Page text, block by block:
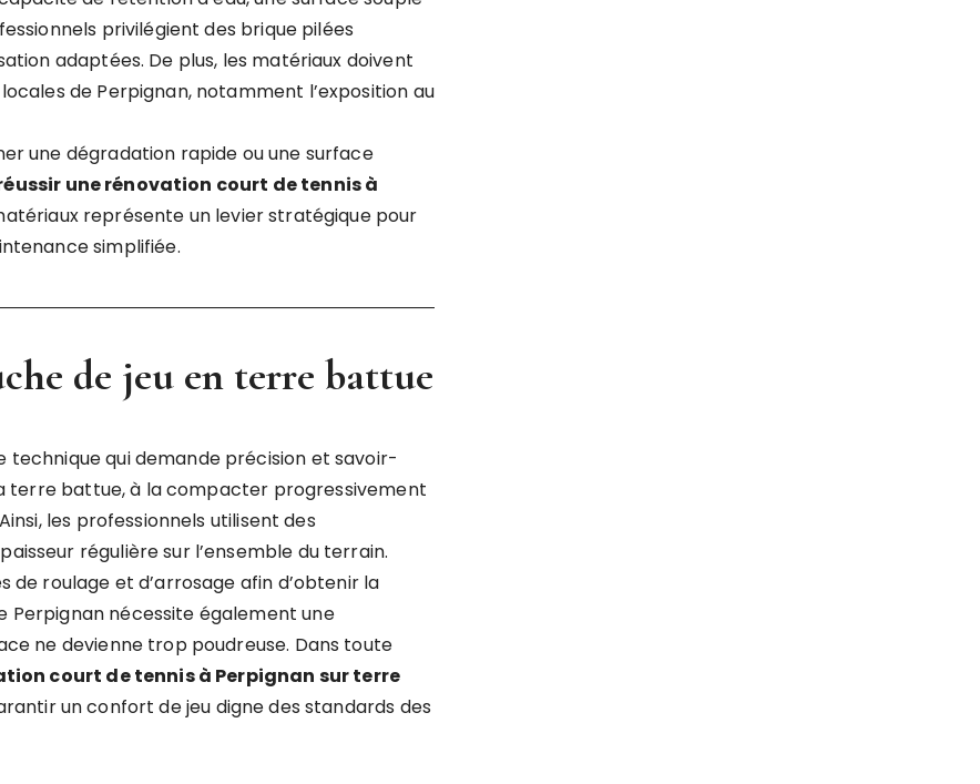
privilégient des brique pilées
adaptées. De plus, les matériaux doivent
de Perpignan, notamment l’exposition au
une dégradation rapide ou une surface
une rénovation court de tennis à
représente un levier stratégique pour
simplifiée.
de jeu en terre battue
qui demande précision et savoir-
terre battue, à la compacter progressivement
les professionnels utilisent des
régulière sur l’ensemble du terrain.
de roulage et d’arrosage afin d’obtenir la
Perpignan nécessite également une
ne devienne trop poudreuse. Dans toute
court de tennis à Perpignan sur terre
un confort de jeu digne des standards des